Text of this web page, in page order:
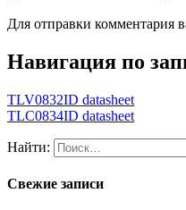
Для отправки комментария
Навигация по
TLV0832ID datasheet
TLC0834ID datasheet
Найти:
Свежие записи